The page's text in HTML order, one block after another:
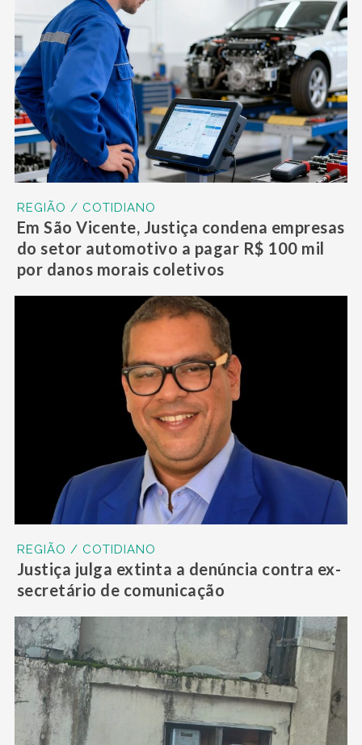
REGIÃO / COTIDIANO
Em São Vicente, Justiça condena empresas
do setor automotivo a pagar R$ 100 mil
por danos morais coletivos
REGIÃO / COTIDIANO
Justiça julga extinta a denúncia contra ex-
secretário de comunicação